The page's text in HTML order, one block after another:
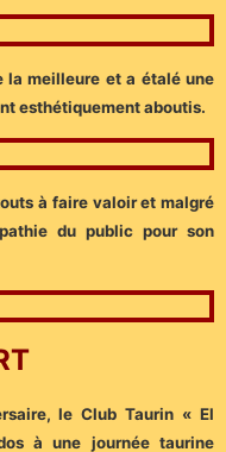
la meilleure et a étalé une
esthétiquement aboutis.
à faire valoir et malgré
du public pour son
le Club Taurin « El
à une journée taurine